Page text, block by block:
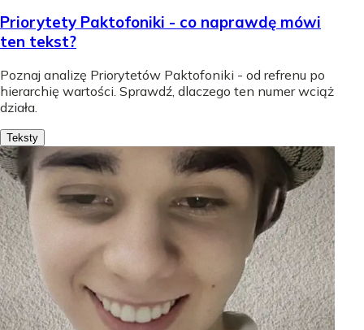
Priorytety Paktofoniki - co naprawdę mówi
ten tekst?
Poznaj analizę Priorytetów Paktofoniki - od refrenu po
hierarchię wartości. Sprawdź, dlaczego ten numer wciąż
działa.
Teksty